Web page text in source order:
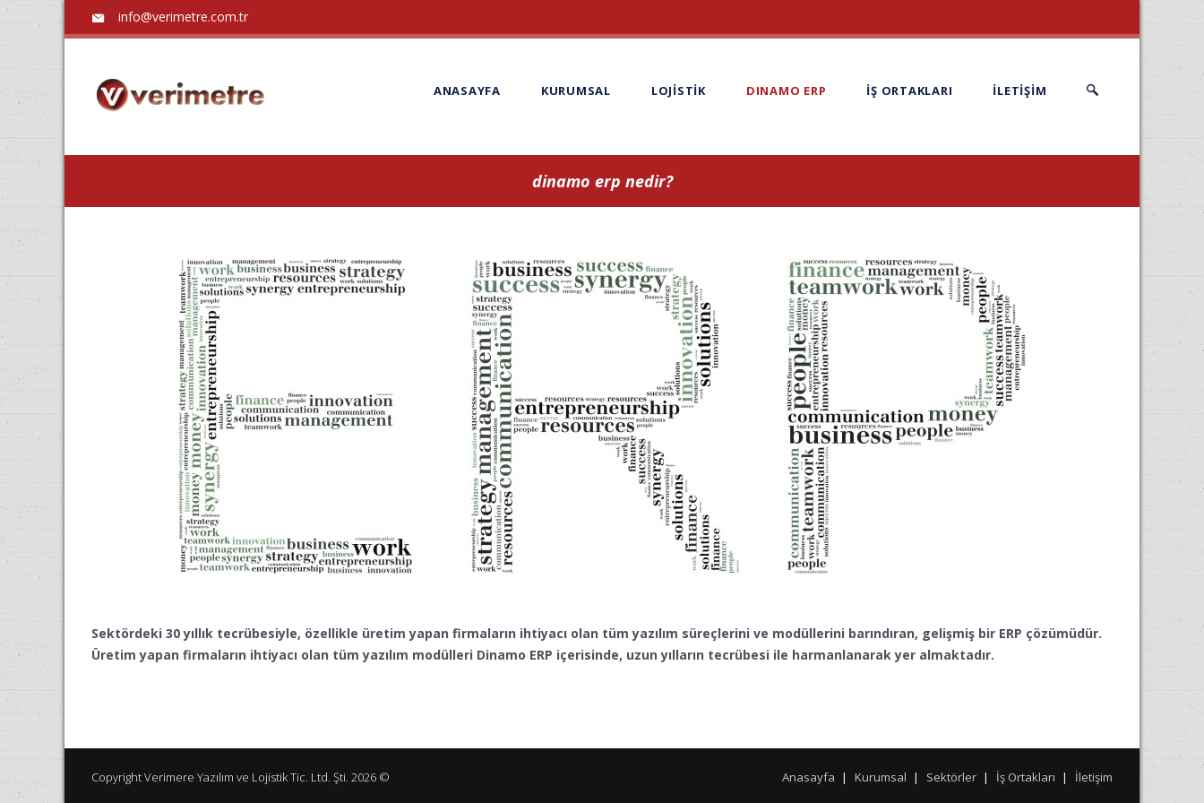
info@verimetre.com.tr
ANASAYFA KURUMSAL LOJİSTİK DINAMO ERP İŞ ORTAKLARI İLETİŞİM
dinamo erp nedir?
Sektördeki 30 yıllık tecrübesiyle, özellikle üretim yapan firmaların ihtiyacı olan tüm yazılım süreçlerini ve modüllerini barındıran, gelişmiş bir ERP çözümüdür.
Üretim yapan firmaların ihtiyacı olan tüm yazılım modülleri Dinamo ERP içerisinde, uzun yılların tecrübesi ile harmanlanarak yer almaktadır.
Copyright Verimere Yazılım ve Lojistik Tic. Ltd. Şti. 2026 © Anasayfa Kurumsal Sektörler İş Ortakları İletişim